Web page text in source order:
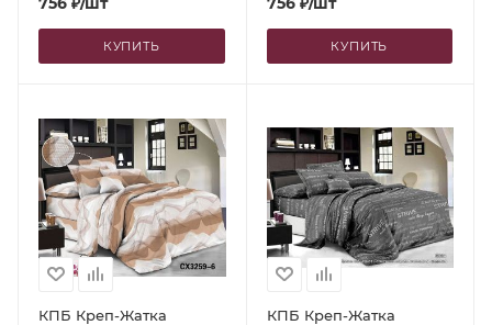
КУПИТЬ КУПИТЬ
КПБ Креп-Жатка
КПБ Креп-Жатка